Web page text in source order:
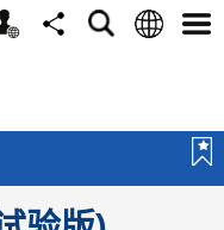
分
搜
语
选